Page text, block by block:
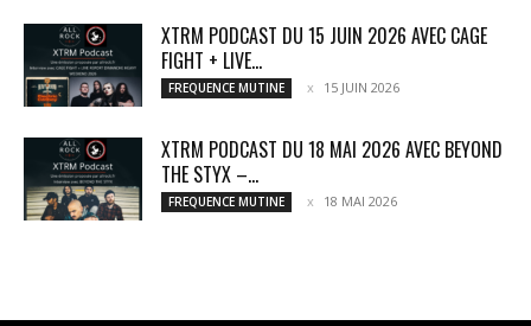
XTRM PODCAST DU 15 JUIN 2026 AVEC CAGE
FIGHT + LIVE...
FREQUENCE MUTINE 15 JUIN 2026
XTRM PODCAST DU 18 MAI 2026 AVEC BEYOND
THE STYX –...
FREQUENCE MUTINE 18 MAI 2026